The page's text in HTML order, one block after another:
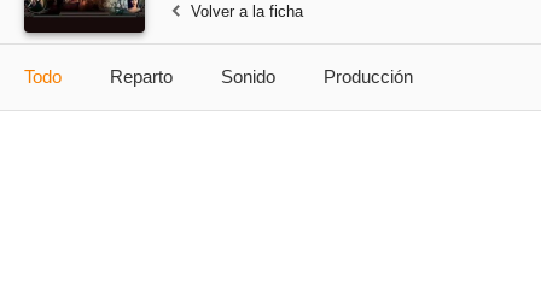
Volver a la ficha
Todo Reparto Sonido Producción